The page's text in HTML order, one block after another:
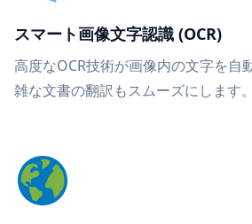
スマート画像文字認識 (OCR)
高度なOCR技術が画像内の文字を自
雑な文書の翻訳もスムーズにします。